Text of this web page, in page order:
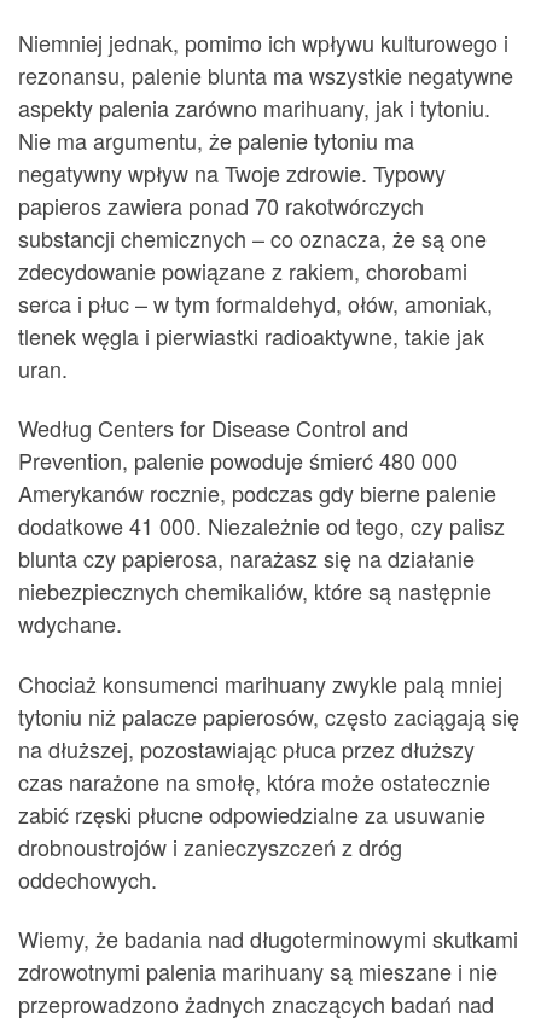
Niemniej jednak, pomimo ich wpływu kulturowego i
rezonansu, palenie blunta ma wszystkie negatywne
aspekty palenia zarówno marihuany, jak i tytoniu.
Nie ma argumentu, że palenie tytoniu ma
negatywny wpływ na Twoje zdrowie. Typowy
papieros zawiera ponad 70 rakotwórczych
substancji chemicznych – co oznacza, że ​​są one
zdecydowanie powiązane z rakiem, chorobami
serca i płuc – w tym formaldehyd, ołów, amoniak,
tlenek węgla i pierwiastki radioaktywne, takie jak
uran.
Według Centers for Disease Control and
Prevention, palenie powoduje śmierć 480 000
Amerykanów rocznie, podczas gdy bierne palenie
dodatkowe 41 000. Niezależnie od tego, czy palisz
blunta czy papierosa, narażasz się na działanie
niebezpiecznych chemikaliów, które są następnie
wdychane.
Chociaż konsumenci marihuany zwykle palą mniej
tytoniu niż palacze papierosów, często zaciągają się
na dłuższej, pozostawiając płuca przez dłuższy
czas narażone na smołę, która może ostatecznie
zabić rzęski płucne odpowiedzialne za usuwanie
drobnoustrojów i zanieczyszczeń z dróg
oddechowych.
Wiemy, że badania nad długoterminowymi skutkami
zdrowotnymi palenia marihuany są mieszane i nie
przeprowadzono żadnych znaczących badań nad